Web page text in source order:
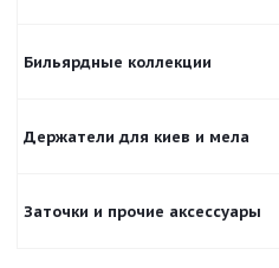
Бильярдные коллекции
Держатели для киев и мела
Заточки и прочие аксессуары